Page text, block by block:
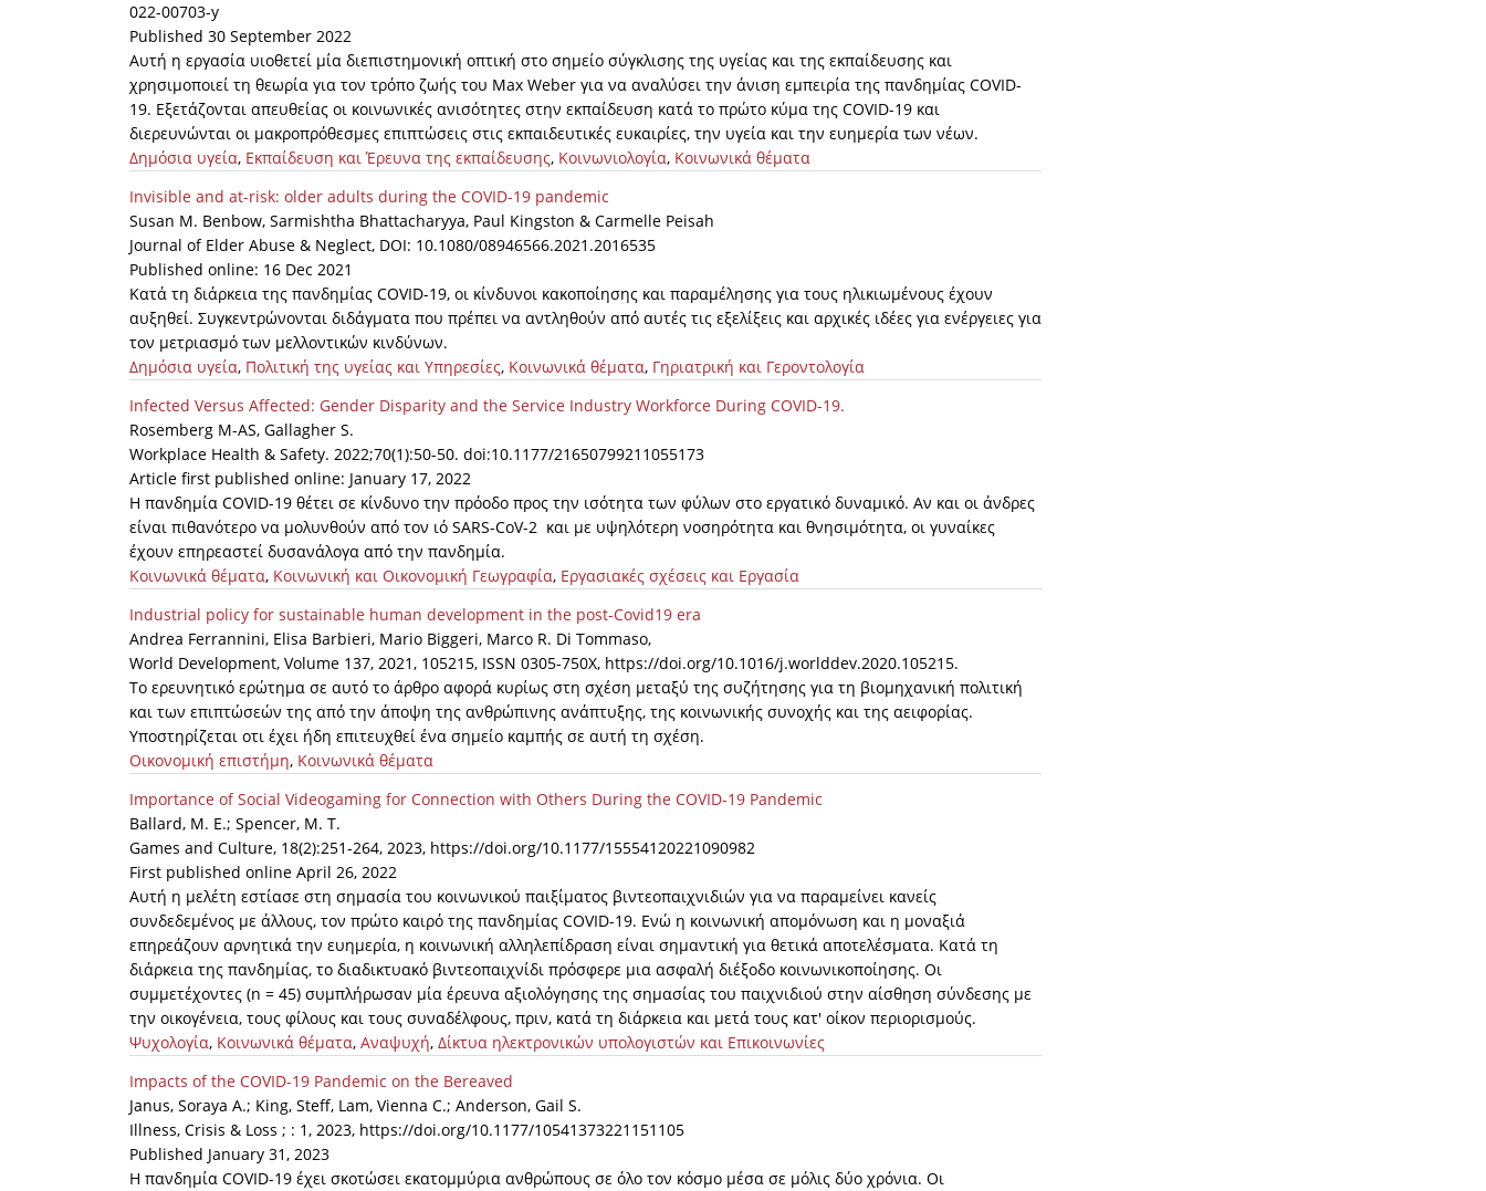
022-00703-y
Published 30 September 2022
Αυτή η εργασία υιοθετεί μία διεπιστημονική οπτική στο σημείο σύγκλισης της υγείας και της εκπαίδευσης και
χρησιμοποιεί τη θεωρία για τον τρόπο ζωής του Max Weber για να αναλύσει την άνιση εμπειρία της πανδημίας COVID-
19. Εξετάζονται απευθείας οι κοινωνικές ανισότητες στην εκπαίδευση κατά το πρώτο κύμα της COVID-19 και
διερευνώνται οι μακροπρόθεσμες επιπτώσεις στις εκπαιδευτικές ευκαιρίες, την υγεία και την ευημερία των νέων.
Δημόσια υγεία, Εκπαίδευση και Έρευνα της εκπαίδευσης, Κοινωνιολογία, Κοινωνικά θέματα
Invisible and at-risk: older adults during the COVID-19 pandemic
Susan M. Benbow, Sarmishtha Bhattacharyya, Paul Kingston & Carmelle Peisah
Journal of Elder Abuse & Neglect, DOI: 10.1080/08946566.2021.2016535
Published online: 16 Dec 2021
Κατά τη διάρκεια της πανδημίας COVID-19, οι κίνδυνοι κακοποίησης και παραμέλησης για τους ηλικιωμένους έχουν
αυξηθεί. Συγκεντρώνονται διδάγματα που πρέπει να αντληθούν από αυτές τις εξελίξεις και αρχικές ιδέες για ενέργειες για
τον μετριασμό των μελλοντικών κινδύνων.
Δημόσια υγεία, Πολιτική της υγείας και Υπηρεσίες, Κοινωνικά θέματα, Γηριατρική και Γεροντολογία
Infected Versus Affected: Gender Disparity and the Service Industry Workforce During COVID-19.
Rosemberg M-AS, Gallagher S.
Workplace Health & Safety. 2022;70(1):50-50. doi:10.1177/21650799211055173
Article first published online: January 17, 2022
Η πανδημία COVID-19 θέτει σε κίνδυνο την πρόοδο προς την ισότητα των φύλων στο εργατικό δυναμικό. Αν και οι άνδρες
είναι πιθανότερο να μολυνθούν από τον ιό SARS-CoV-2 και με υψηλότερη νοσηρότητα και θνησιμότητα, οι γυναίκες
έχουν επηρεαστεί δυσανάλογα από την πανδημία.
Κοινωνικά θέματα, Κοινωνική και Οικονομική Γεωγραφία, Εργασιακές σχέσεις και Εργασία
Industrial policy for sustainable human development in the post-Covid19 era
Andrea Ferrannini, Elisa Barbieri, Mario Biggeri, Marco R. Di Tommaso,
World Development, Volume 137, 2021, 105215, ISSN 0305-750X, https://doi.org/10.1016/j.worlddev.2020.105215.
Το ερευνητικό ερώτημα σε αυτό το άρθρο αφορά κυρίως στη σχέση μεταξύ της συζήτησης για τη βιομηχανική πολιτική
και των επιπτώσεών της από την άποψη της ανθρώπινης ανάπτυξης, της κοινωνικής συνοχής και της αειφορίας.
Υποστηρίζεται οτι έχει ήδη επιτευχθεί ένα σημείο καμπής σε αυτή τη σχέση.
Οικονομική επιστήμη, Κοινωνικά θέματα
Importance of Social Videogaming for Connection with Others During the COVID-19 Pandemic
Ballard, M. E.; Spencer, M. T.
Games and Culture, 18(2):251-264, 2023, https://doi.org/10.1177/15554120221090982
First published online April 26, 2022
Αυτή η μελέτη εστίασε στη σημασία του κοινωνικού παιξίματος βιντεοπαιχνιδιών για να παραμείνει κανείς
συνδεδεμένος με άλλους, τον πρώτο καιρό της πανδημίας COVID-19. Ενώ η κοινωνική απομόνωση και η μοναξιά
επηρεάζουν αρνητικά την ευημερία, η κοινωνική αλληλεπίδραση είναι σημαντική για θετικά αποτελέσματα. Κατά τη
διάρκεια της πανδημίας, το διαδικτυακό βιντεοπαιχνίδι πρόσφερε μια ασφαλή διέξοδο κοινωνικοποίησης. Οι
συμμετέχοντες (n = 45) συμπλήρωσαν μία έρευνα αξιολόγησης της σημασίας του παιχνιδιού στην αίσθηση σύνδεσης με
την οικογένεια, τους φίλους και τους συναδέλφους, πριν, κατά τη διάρκεια και μετά τους κατ' οίκον περιορισμούς.
Ψυχολογία, Κοινωνικά θέματα, Αναψυχή, Δίκτυα ηλεκτρονικών υπολογιστών και Επικοινωνίες
Impacts of the COVID-19 Pandemic on the Bereaved
Janus, Soraya A.; King, Steff, Lam, Vienna C.; Anderson, Gail S.
Illness, Crisis & Loss ; : 1, 2023, https://doi.org/10.1177/10541373221151105
Published January 31, 2023
Η πανδημία COVID-19 έχει σκοτώσει εκατομμύρια ανθρώπους σε όλο τον κόσμο μέσα σε μόλις δύο χρόνια. Οι